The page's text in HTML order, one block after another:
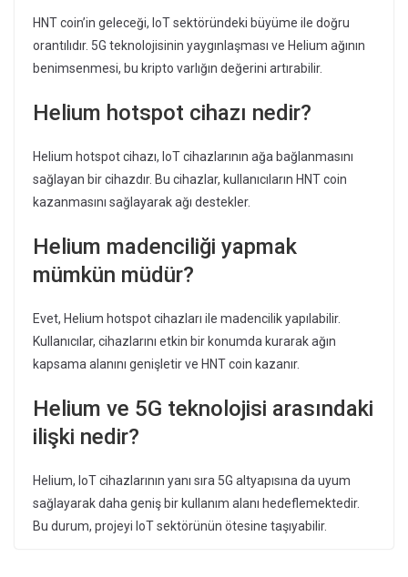
HNT coin’in geleceği, IoT sektöründeki büyüme ile doğru
orantılıdır. 5G teknolojisinin yaygınlaşması ve Helium ağının
benimsenmesi, bu kripto varlığın değerini artırabilir.
Helium hotspot cihazı nedir?
Helium hotspot cihazı, IoT cihazlarının ağa bağlanmasını
sağlayan bir cihazdır. Bu cihazlar, kullanıcıların HNT coin
kazanmasını sağlayarak ağı destekler.
Helium madenciliği yapmak
mümkün müdür?
Evet, Helium hotspot cihazları ile madencilik yapılabilir.
Kullanıcılar, cihazlarını etkin bir konumda kurarak ağın
kapsama alanını genişletir ve HNT coin kazanır.
Helium ve 5G teknolojisi arasındaki
ilişki nedir?
Helium, IoT cihazlarının yanı sıra 5G altyapısına da uyum
sağlayarak daha geniş bir kullanım alanı hedeflemektedir.
Bu durum, projeyi IoT sektörünün ötesine taşıyabilir.